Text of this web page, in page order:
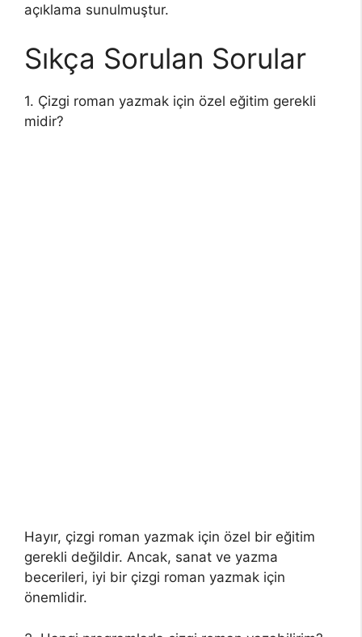
açıklama sunulmuştur.
Sıkça Sorulan Sorular
1. Çizgi roman yazmak için özel eğitim gerekli
midir?
Hayır, çizgi roman yazmak için özel bir eğitim
gerekli değildir. Ancak, sanat ve yazma
becerileri, iyi bir çizgi roman yazmak için
önemlidir.